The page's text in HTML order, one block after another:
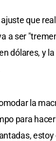
que
a ser
dólares, y
la
para